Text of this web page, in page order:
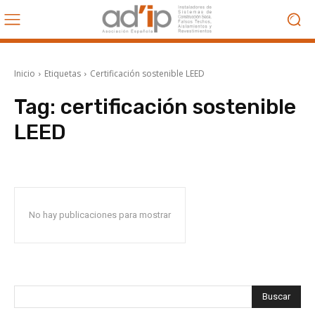
Inicio Etiquetas Certificación sostenible LEED
Tag: certificación sostenible
LEED
No hay publicaciones para mostrar
Buscar